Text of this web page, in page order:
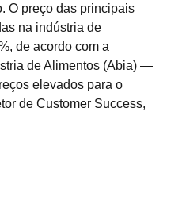
O preço das principais
na indústria de
de acordo com a
de Alimentos (Abia) —
elevados para o
de Customer Success,